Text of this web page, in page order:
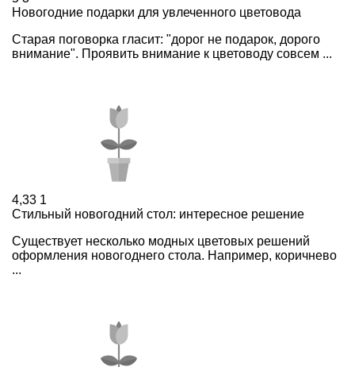
Новогодние подарки для увлеченного цветовода
Старая поговорка гласит: "дорог не подарок, дорого
внимание". Проявить внимание к цветоводу совсем ...
4,33 1
Стильный новогодний стол: интересное решение
Существует несколько модных цветовых решений
оформления новогоднего стола. Например, коричнево
...